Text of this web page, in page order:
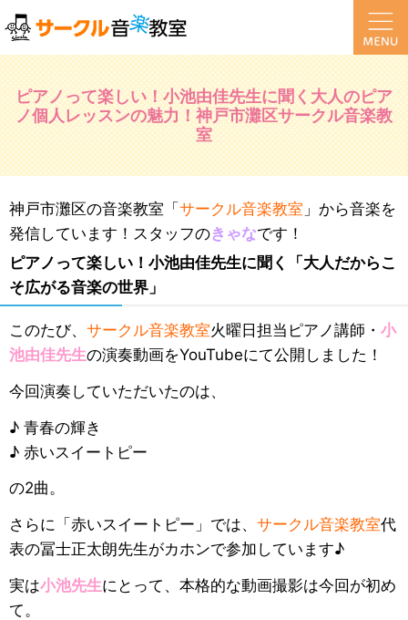
ピアノって楽しい！小池由佳先生に聞く大人のピア
ノ個人レッスンの魅力！神戸市灘区サークル音楽教
室
神戸市灘区の音楽教室「 サークル音楽教室 」から音楽を
発信しています！スタッフのきゃなです！
ピアノって楽しい！小池由佳先生に聞く「大人だからこ
そ広がる音楽の世界」
このたび、 サークル音楽教室火曜日担当ピアノ講師・ 小
池由佳先生の演奏動画をYouTubeにて公開しました！
今回演奏していただいたのは、
♪ 青春の輝き
♪ 赤いスイートピー
の2曲。
さらに「赤いスイートピー」では、 サークル音楽教室代
表の冨士正太朗先生がカホンで参加しています♪
実は小池先生にとって、本格的な動画撮影は今回が初め
て。